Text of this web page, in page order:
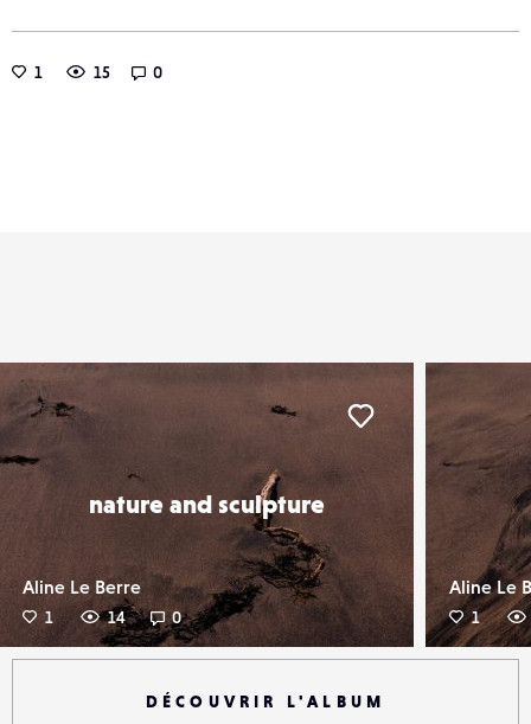
1 15 0
nature and sculpture
Aline Le Berre
1 14 0
Aline Le
1
DÉCOUVRIR L'ALBUM